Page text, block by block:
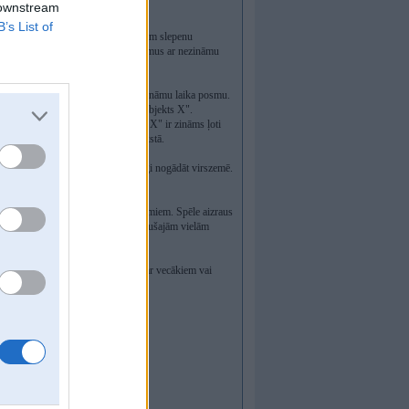
List of
jeb aģenti pirms spēles saņem slepenu
pētījumus un izmēģinājumus ar nezināmu
bunkurā ir iespējama tikai zināmu laika posmu.
jānogādā virszemē. Tas ir "Objekts X".
drošībā virszemē. Par "Objektu X" ir zināms ļoti
X" slēptuve," teikts spēles aprakstā.
"Objektu X" un to saudzīgi nogādāt virszemē.
atpūtas, kā arī tūrisma piedāvājumiem. Spēle aizraus
slepenajā bunkurā, kurā, izplūdušajām vielām
spēlē var piedalīties kopā ar vecākiem vai